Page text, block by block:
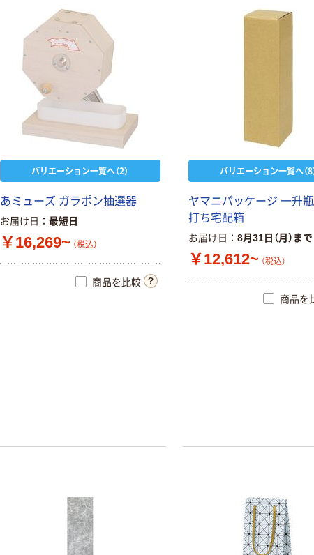
バリエーション一覧へ（2）
あミ ュ ーズ ガラポ ン抽選器
お届け日 最短日
￥16,269~ （税込）
商品を比較
バリエーション一覧へ（8
ヤマニパッケージ 一升瓶
打ち宅配箱
お届け日 8月31日（月）まで
￥12,612~ （税込）
商品を